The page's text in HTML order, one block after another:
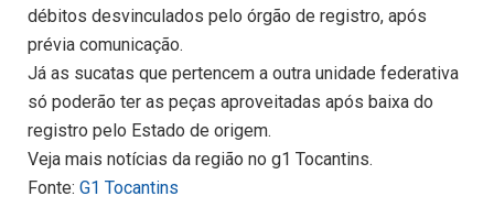
débitos desvinculados pelo órgão de registro, após
prévia comunicação.
Já as sucatas que pertencem a outra unidade federativa
só poderão ter as peças aproveitadas após baixa do
registro pelo Estado de origem.
Veja mais notícias da região no g1 Tocantins.
Fonte: G1 Tocantins